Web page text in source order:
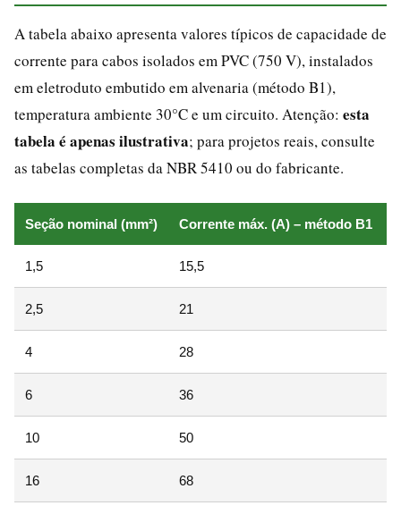
A tabela abaixo apresenta valores típicos de capacidade de
corrente para cabos isolados em PVC (750 V), instalados
em eletroduto embutido em alvenaria (método B1),
temperatura ambiente 30°C e um circuito. Atenção: esta
tabela é apenas ilustrativa; para projetos reais, consulte
as tabelas completas da NBR 5410 ou do fabricante.
Seção nominal (mm²) Corrente máx. (A) – método B1
1,5 15,5
2,5 21
4 28
6 36
10 50
16 68